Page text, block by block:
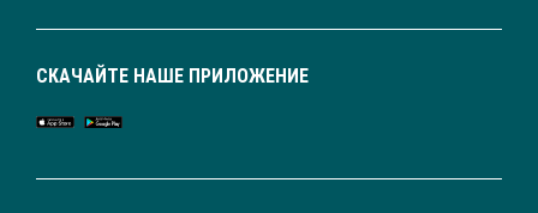
СКАЧАЙТЕ НАШЕ ПРИЛОЖЕНИЕ